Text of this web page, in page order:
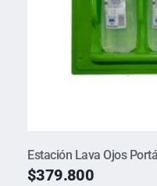
Estación Lava Ojos
$379.800